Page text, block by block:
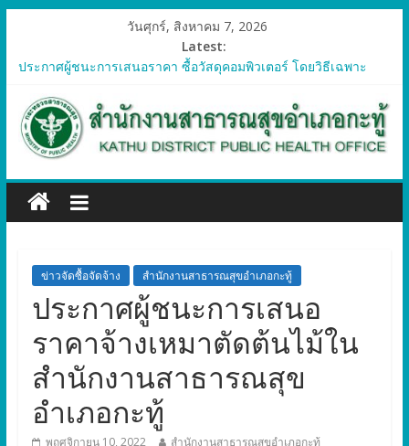
วันศุกร์, สิงหาคม 7, 2026
Latest:
ประกาศผู้ชนะการเสนอราคา ซื้อวัสดุคอมพิวเตอร์ โดยวิธีเฉพาะ
ประกาศผู้ชนะการเสนอราคา จัดซื้อวัสดุทางการแพทย์สำหรับ
โครงการป้องกันควบคุมโรคติดต่อและภัยสุขภาพในแรงงานต่างด้าว
อำเภอกะทู้ ปี 2569
เจาะจง
ประกาศผู้ชนะการเสนอรา ซื้อวัสดุงานบ้านงานครัว โดยวิธีเฉพาะ
เจาะจง
เจาะจงข่าวจัดซื้อจัดจ้าง สำนักงานสาธารณสุขอำเภอกะทู้
ประกาศผู้ชนะการเสนอ
ราคาจ้างเหมาตัดต้นไม้ใน
สำนักงานสาธารณสุข
อำเภอกะทู้
พฤศจิกายน 10, 2022 สำนักงานสาธารณสุขอำเภอกะทู้